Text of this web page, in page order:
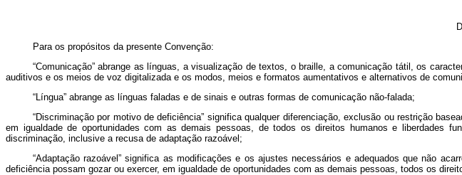
Para os propósitos da presente Convenção:
“Comunicação” abrange as línguas, a visualização de textos, o braille, a comunicação tátil, os
auditivos e os meios de voz digitalizada e os modos, meios e formatos aumentativos e alternativos de
“Língua” abrange as línguas faladas e de sinais e outras formas de comunicação não-falada;
“Discriminação por motivo de deficiência” significa qualquer diferenciação, exclusão ou restrição
em igualdade de oportunidades com as demais pessoas, de todos os direitos humanos e liberdades
discriminação, inclusive a recusa de adaptação razoável;
“Adaptação razoável” significa as modificações e os ajustes necessários e adequados que não
deficiência possam gozar ou exercer, em igualdade de oportunidades com as demais pessoas, todos os